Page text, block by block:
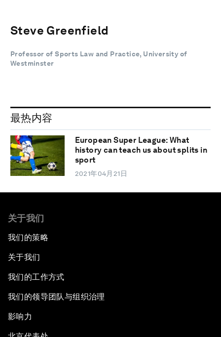
Steve Greenfield
Professor of Sports Law and Practice, University of
Westminster
最热内容
European Super League: What
history can teach us about splits in
sport
2021年04月21日
关于我们
我们的策略
关于我们
我们的工作方式
我们的领导团队与组织治理
影响力